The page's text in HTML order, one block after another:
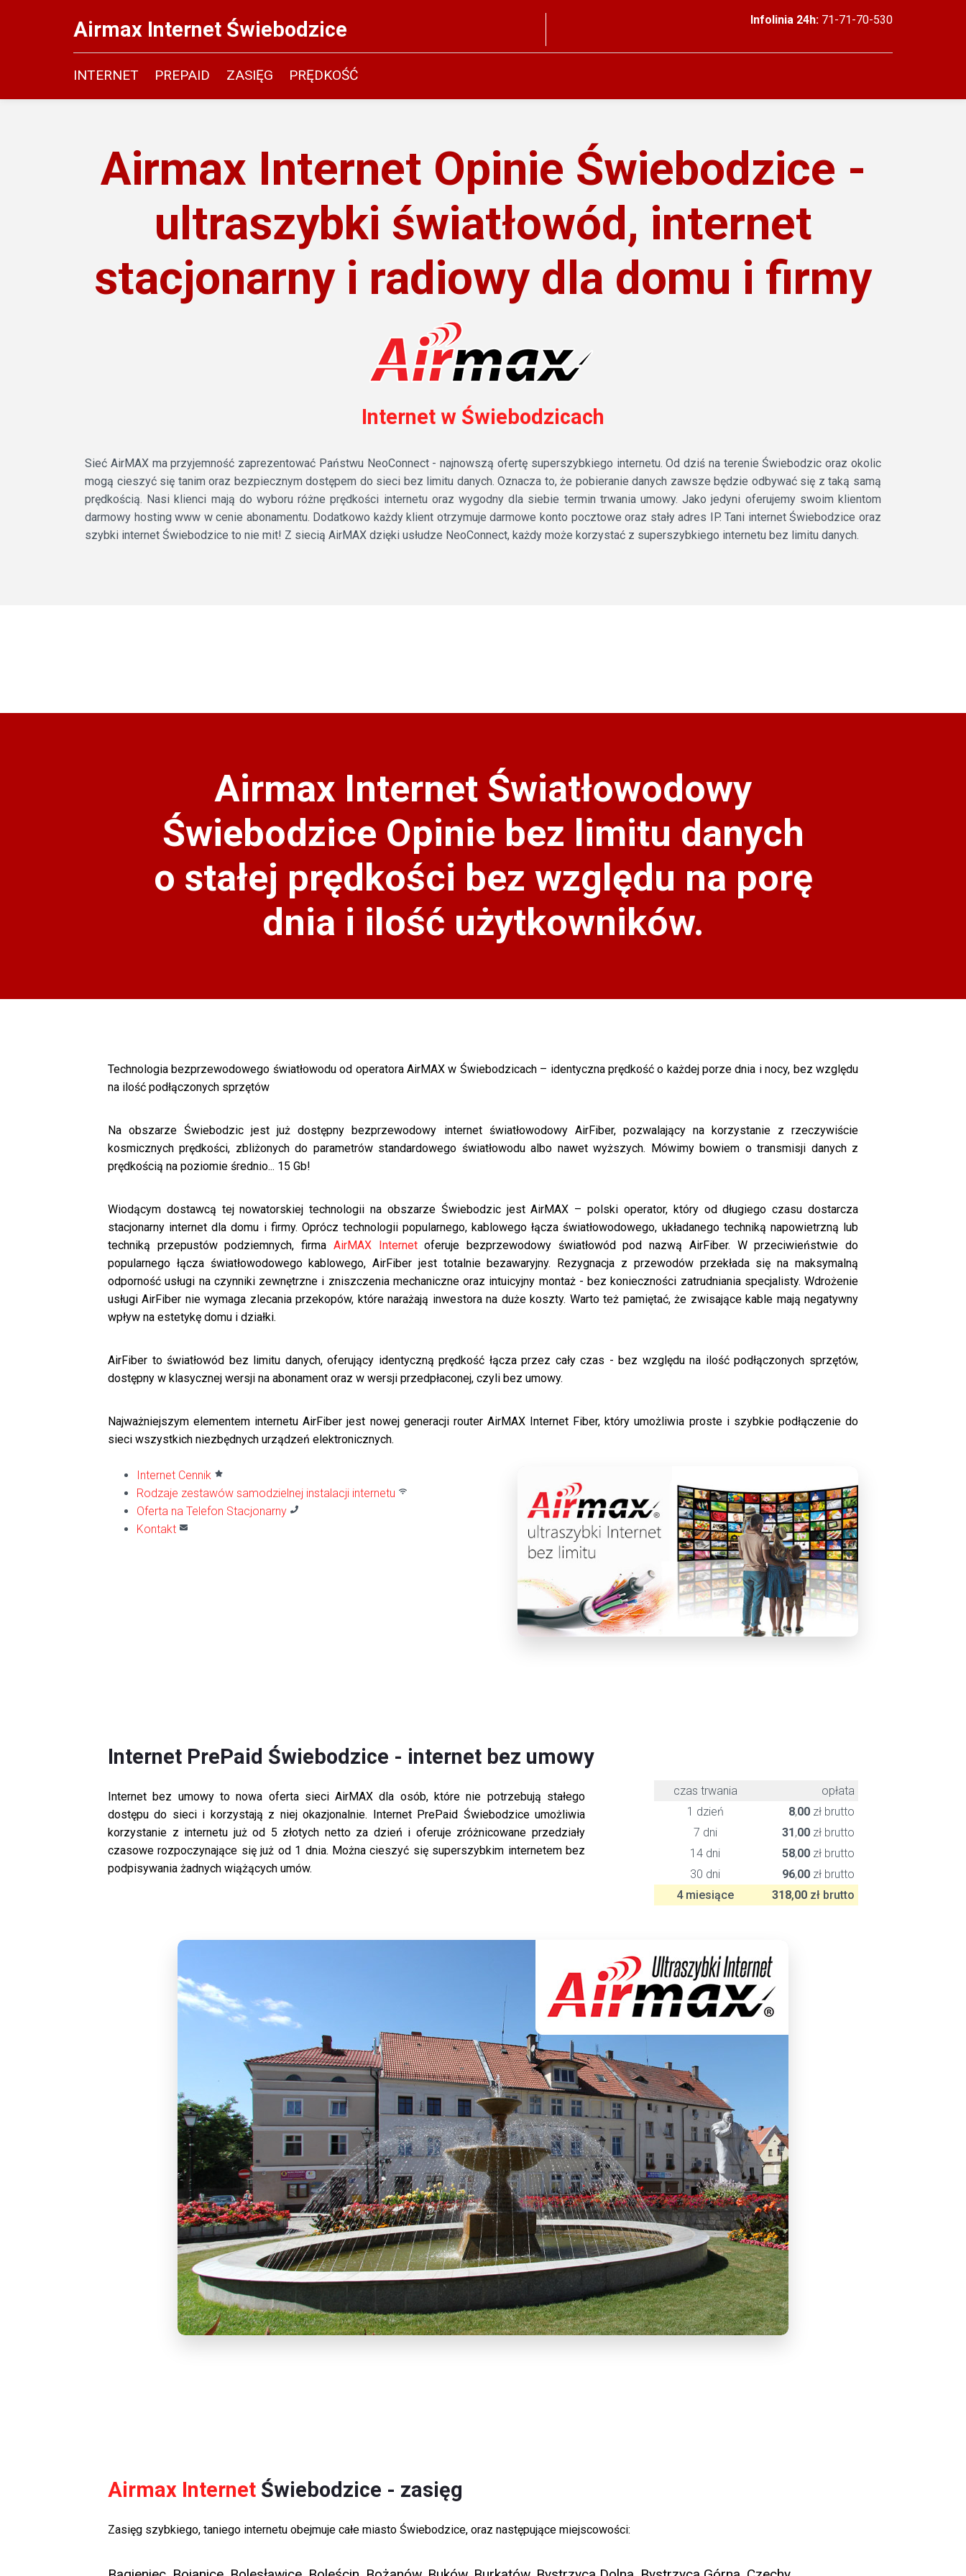
Airmax Internet Świebodzice Infolinia 24h: 71-71-70-530
INTERNET PREPAID ZASIĘG PRĘDKOŚĆ
Airmax Internet Opinie Świebodzice -
ultraszybki światłowód, internet
stacjonarny i radiowy dla domu i firmy
Internet w Świebodzicach
Sieć AirMAX ma przyjemność zaprezentować Państwu NeoConnect - najnowszą ofertę superszybkiego internetu. Od dziś na terenie Świebodzic oraz okolic
mogą cieszyć się tanim oraz bezpiecznym dostępem do sieci bez limitu danych. Oznacza to, że pobieranie danych zawsze będzie odbywać się z taką samą
prędkością. Nasi klienci mają do wyboru różne prędkości internetu oraz wygodny dla siebie termin trwania umowy. Jako jedyni oferujemy swoim klientom
darmowy hosting www w cenie abonamentu. Dodatkowo każdy klient otrzymuje darmowe konto pocztowe oraz stały adres IP. Tani internet Świebodzice oraz
szybki internet Świebodzice to nie mit! Z siecią AirMAX dzięki usłudze NeoConnect, każdy może korzystać z superszybkiego internetu bez limitu danych.
Airmax Internet Światłowodowy
Świebodzice Opinie bez limitu danych
o stałej prędkości bez względu na porę
dnia i ilość użytkowników.
Technologia bezprzewodowego światłowodu od operatora AirMAX w Świebodzicach – identyczna prędkość o każdej porze dnia i nocy, bez względu
na ilość podłączonych sprzętów
Na obszarze Świebodzic jest już dostępny bezprzewodowy internet światłowodowy AirFiber, pozwalający na korzystanie z rzeczywiście
kosmicznych prędkości, zbliżonych do parametrów standardowego światłowodu albo nawet wyższych. Mówimy bowiem o transmisji danych z
prędkością na poziomie średnio... 15 Gb!
Wiodącym dostawcą tej nowatorskiej technologii na obszarze Świebodzic jest AirMAX – polski operator, który od długiego czasu dostarcza
stacjonarny internet dla domu i firmy. Oprócz technologii popularnego, kablowego łącza światłowodowego, układanego techniką napowietrzną lub
techniką przepustów podziemnych, firma AirMAX Internetoferuje bezprzewodowy światłowód pod nazwą AirFiber. W przeciwieństwie do
popularnego łącza światłowodowego kablowego, AirFiber jest totalnie bezawaryjny. Rezygnacja z przewodów przekłada się na maksymalną
odporność usługi na czynniki zewnętrzne i zniszczenia mechaniczne oraz intuicyjny montaż - bez konieczności zatrudniania specjalisty. Wdrożenie
usługi AirFiber nie wymaga zlecania przekopów, które narażają inwestora na duże koszty. Warto też pamiętać, że zwisające kable mają negatywny
wpływ na estetykę domu i działki.
AirFiber to światłowód bez limitu danych, oferujący identyczną prędkość łącza przez cały czas - bez względu na ilość podłączonych sprzętów,
dostępny w klasycznej wersji na abonament oraz w wersji przedpłaconej, czyli bez umowy.
Najważniejszym elementem internetu AirFiber jest nowej generacji router AirMAX Internet Fiber, który umożliwia proste i szybkie podłączenie do
sieci wszystkich niezbędnych urządzeń elektronicznych.
Internet Cennik
Rodzaje zestawów samodzielnej instalacji internetu
Oferta na Telefon Stacjonarny
Kontakt
Internet PrePaid Świebodzice - internet bez umowy
Internet bez umowy to nowa oferta sieci AirMAX dla osób, które nie potrzebują stałego
dostępu do sieci i korzystają z niej okazjonalnie. Internet PrePaid Świebodzice umożliwia
korzystanie z internetu już od 5 złotych netto za dzień i oferuje zróżnicowane przedziały
czasowe rozpoczynające się już od 1 dnia. Można cieszyć się superszybkim internetem bez
podpisywania żadnych wiążących umów.
czas trwania
opłata
1 dzień
8,00 zł brutto
7 dni
31,00 zł brutto
14 dni
58,00 zł brutto
30 dni
96,00 zł brutto
4 miesiące
318,00 zł brutto
Airmax Internet Świebodzice - zasięg
Zasięg szybkiego, taniego internetu obejmuje całe miasto Świebodzice, oraz następujące miejscowości: